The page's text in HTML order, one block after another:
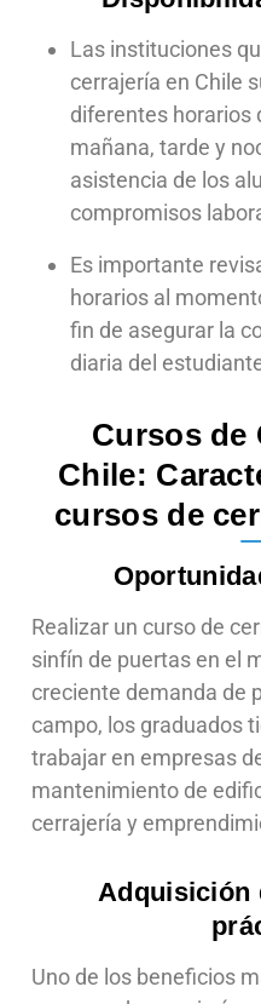
Las instituciones
cerrajería en Chile
diferentes horarios
mañana, tarde y
asistencia de los
compromisos
Es importante
horarios al
fin de asegurar la
diaria del
Cursos de
Chile:
cursos de
Realizar un curso de
sinfín de puertas en el
creciente demanda de
campo, los graduados
trabajar en empresas
mantenimiento de
cerrajería y
Adquisición
Uno de los beneficios